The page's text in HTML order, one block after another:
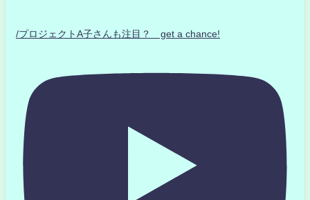
/プロジェクトA子さんも注目？ get a chance!